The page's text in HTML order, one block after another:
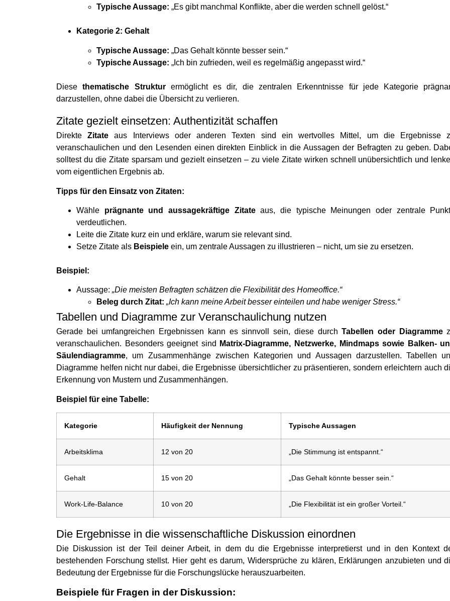
Typische Aussage: „Es gibt manchmal Konflikte, aber die werden schnell gelöst.“
Kategorie 2: Gehalt
Typische Aussage: „Das Gehalt könnte besser sein.“
Typische Aussage: „Ich bin zufrieden, weil es regelmäßig angepasst wird.“
Diesethematische Strukturermöglicht es dir, die zentralen Erkenntnisse für jede Kategorie
darzustellen, ohne dabei die Übersicht zu verlieren.
Zitate gezielt einsetzen: Authentizität schaffen
DirekteZitate aus Interviews oder anderen Texten sind ein wertvolles Mittel, um die Ergebnisse
veranschaulichen und den Lesenden einen direkten Einblick in die Aussagen der Befragten zu geben.
solltest du die Zitate sparsam und gezielt einsetzen – zu viele Zitate wirken schnell unübersichtlich und
vom eigentlichen Ergebnis ab.
Tipps für den Einsatz von Zitaten:
Wähle prägnante und aussagekräftige Zitateaus, die typische Meinungen oder zentrale
verdeutlichen.
Leite die Zitate kurz ein und erkläre, warum sie relevant sind.
Setze Zitate als Beispiele ein, um zentrale Aussagen zu illustrieren – nicht, um sie zu ersetzen.
Beispiel:
Aussage: „Die meisten Befragten schätzen die Flexibilität des Homeoffice.“
Beleg durch Zitat: „Ich kann meine Arbeit besser einteilen und habe weniger Stress.“
Tabellen und Diagramme zur Veranschaulichung nutzen
Gerade bei umfangreichen Ergebnissen kann es sinnvoll sein, diese durchTabellen oder Diagramme
veranschaulichen. Besonders geeignet sind
Matrix-Diagramme, Netzwerke, Mindmaps sowie Balken-
Säulendiagramme, um Zusammenhänge zwischen Kategorien und Aussagen darzustellen. Tabellen
Diagramme helfen nicht nur dabei, die Ergebnisse übersichtlicher zu präsentieren, sondern erleichtern auch
Erkennung von Mustern und Zusammenhängen.
Beispiel für eine Tabelle:
Kategorie Häufigkeit der Nennung Typische Aussagen
Arbeitsklima 12 von 20 „Die Stimmung ist entspannt.“
Gehalt 15 von 20 „Das Gehalt könnte besser sein.“
Work-Life-Balance 10 von 20 „Die Flexibilität ist ein großer Vorteil.“
Die Ergebnisse in die wissenschaftliche Diskussion einordnen
Die Diskussion ist der Teil deiner Arbeit, in dem du die Ergebnisse interpretierst und in den Kontext
bestehenden Forschung stellst. Hier geht es darum, Widersprüche zu klären, Erklärungen anzubieten und
Bedeutung der Ergebnisse für die Forschungslücke herauszuarbeiten.
Beispiele für Fragen in der Diskussion: